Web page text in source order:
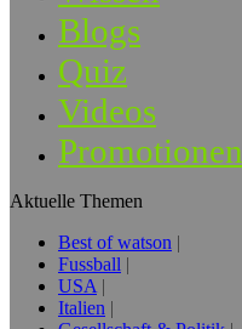
Blogs
Quiz
Videos
Promotionen
Aktuelle Themen
Best of watson
Fussball
USA
Italien